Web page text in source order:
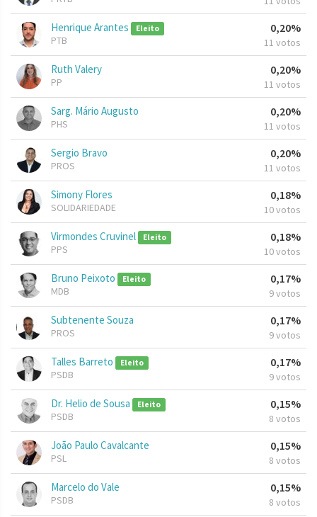
Henrique Arantes Eleito
PTB
0,20%
11 votos
Ruth Valery
PP
0,20%
11 votos
Sarg. Mário Augusto
PHS
0,20%
11 votos
Sergio Bravo
PROS
0,20%
11 votos
Simony Flores
SOLIDARIEDADE
0,18%
10 votos
Virmondes Cruvinel Eleito
PPS
0,18%
10 votos
Bruno Peixoto Eleito
MDB
0,17%
9 votos
Subtenente Souza
PROS
0,17%
9 votos
Talles Barreto Eleito
PSDB
0,17%
9 votos
Dr. Helio de Sousa Eleito
PSDB
0,15%
8 votos
João Paulo Cavalcante
PSL
0,15%
8 votos
Marcelo do Vale
PSDB
0,15%
8 votos